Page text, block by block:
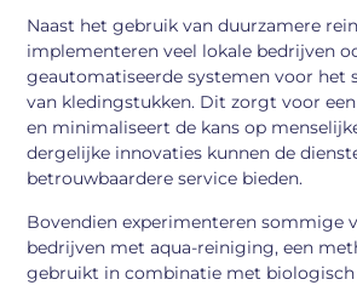
Naast het gebruik van duurzamere
implementeren veel lokale bedrijven
geautomatiseerde systemen voor het
van kledingstukken. Dit zorgt voor
en minimaliseert de kans op
dergelijke innovaties kunnen de
betrouwbaardere service bieden.
Bovendien experimenteren sommige
bedrijven met aqua-reiniging, een
gebruikt in combinatie met biologisch